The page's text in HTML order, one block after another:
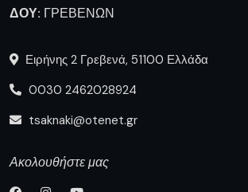
ΔΟΥ: ΓΡΕΒΕΝΩΝ
Ειρήνης 2 Γρεβενά, 51100 Ελλάδα
0030 2462028924
tsaknaki@otenet.gr
Ακολουθήστε μας